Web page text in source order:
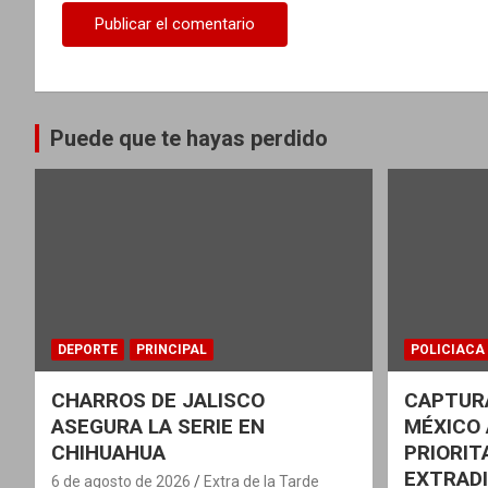
Puede que te hayas perdido
DEPORTE PRINCIPAL
CHARROS DE JALISCO
ASEGURA LA SERIE EN
CHIHUAHUA
6 de agosto de 2026 Extra de la Tarde
POLICIACA
MÉXICO